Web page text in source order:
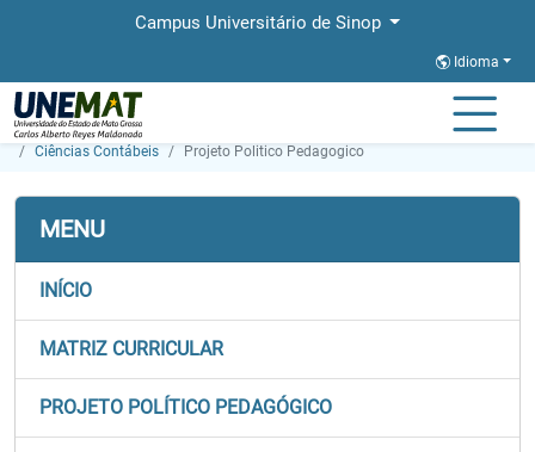
Campus Universitário de Sinop
Idioma
Página Inicial
Ciências Contábeis
Projeto Politico Pedagogico
MENU
INÍCIO
MATRIZ CURRICULAR
PROJETO POLÍTICO PEDAGÓGICO